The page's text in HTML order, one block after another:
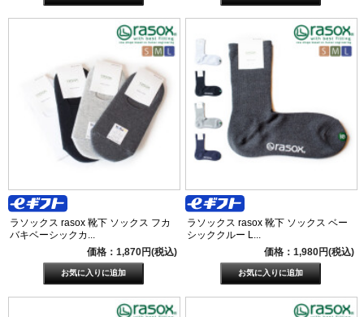
ラソックス rasox 靴下 ソックス フカ
バキベーシックカ...
価格：1,870円(税込)
ラソックス rasox 靴下 ソックス ベー
シッククルー L...
価格：1,980円(税込)